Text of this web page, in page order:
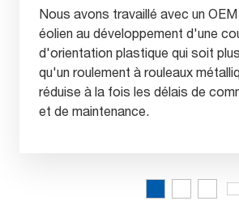
Nous avons travaillé avec un
éolien au développement d'une
d'orientation plastique qui soit
qu'un roulement à rouleaux
réduise à la fois les délais de
et de maintenance.